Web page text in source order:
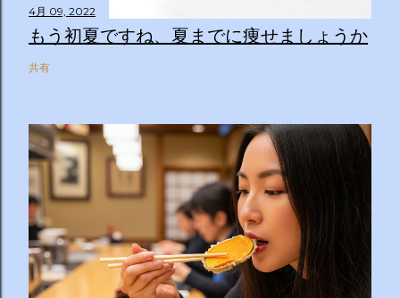
4月 09, 2022
もう初夏ですね、夏までに痩せましょうか
共有